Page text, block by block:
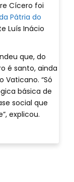
Cícero foi
Pátria do
Luís Inácio
que, do
é santo, ainda
“Só
básica de
social que
explicou.